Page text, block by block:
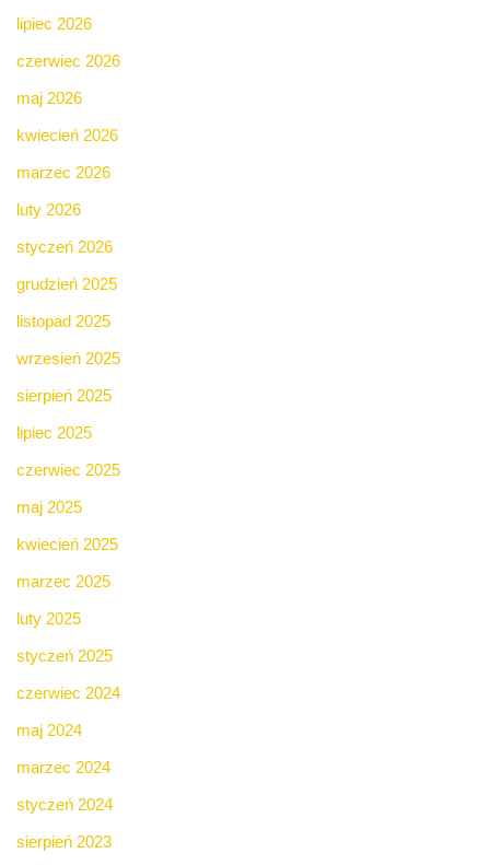
lipiec 2026
czerwiec 2026
maj 2026
kwiecień 2026
marzec 2026
luty 2026
styczeń 2026
grudzień 2025
listopad 2025
wrzesień 2025
sierpień 2025
lipiec 2025
czerwiec 2025
maj 2025
kwiecień 2025
marzec 2025
luty 2025
styczeń 2025
czerwiec 2024
maj 2024
marzec 2024
styczeń 2024
sierpień 2023